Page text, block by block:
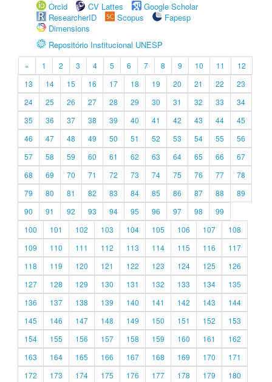
Orcid
CV Lattes
Google Scholar
ResearcherID
Scopus
Fapesp
Dimensions
Repositório Institucional UNESP
« 1 2 3 4 5 6 7 8 9 10 11
12
13
14 15 16 17 18 19 20 21 22
23
24
25 26 27 28 29 30 31 32 33
34
35
36 37 38 39 40 41 42 43 44
45
46
47 48 49 50 51 52 53 54 55
56
57
58 59 60 61 62 63 64 65 66
67
68
69 70 71 72 73 74 75 76 77
78
79
80 81 82 83 84 85 86 87 88
89
90
91 92 93 94 95 96 97 98
99
100
101 102 103 104 105 106 107
108
109
110 111 112 113 114 115 116
117
118
119 120 121 122 123 124 125
126
127
128 129 130 131 132 133 134
135
136
137 138 139 140 141 142 143
144
145
146 147 148 149 150 151 152
153
154
155 156 157 158 159 160 161
162
163
164 165 166 167 168 169 170
171
172
173 174 175 176 177 178 179
180